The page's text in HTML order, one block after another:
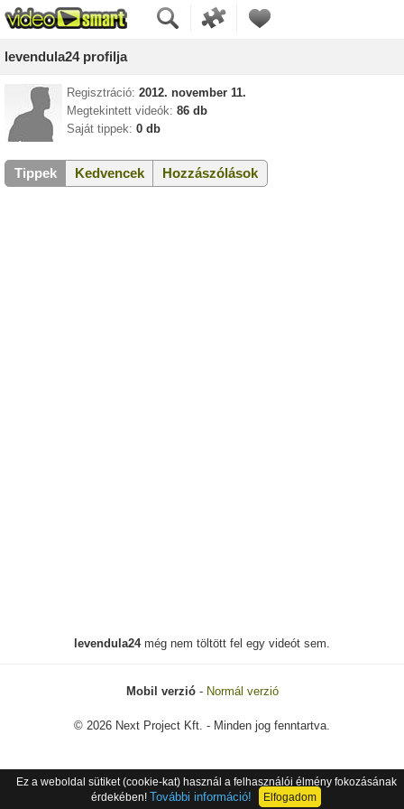
levendula24 profilja
Regisztráció: 2012. november 11.
Megtekintett videók: 86 db
Saját tippek: 0 db
Tippek Kedvencek Hozzászólások
levendula24még nem töltött fel egy videót sem.
Mobil verzió- Normál verzió
© 2026 Next Project Kft. - Minden jog fenntartva.
Ez a weboldal sütiket (cookie-kat) használ a felhasználói élmény fokozásának
érdekében! További információ! Elfogadom